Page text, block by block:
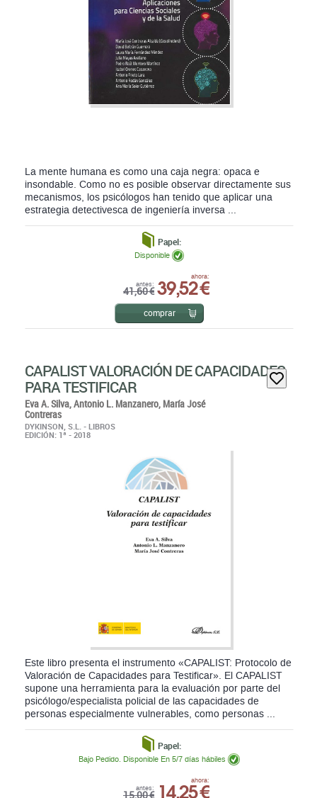
La mente humana es como una caja negra: opaca e
insondable. Como no es posible observar directamente sus
mecanismos, los psicólogos han tenido que aplicar una
estrategia detectivesca de ingeniería inversa ...
Papel:
antes:
41,60 €
ahora:
39,52 €
Disponible
comprar
CAPALIST VALORACIÓN DE CAPACIDADES
PARA TESTIFICAR
Eva A. Silva,Antonio L. Manzanero, María José
Contreras
DYKINSON, S.L. - LIBROS
EDICIÓN: 1ª - 2018
Este libro presenta el instrumento «CAPALIST: Protocolo de
Valoración de Capacidades para Testificar». El CAPALIST
supone una herramienta para la evaluación por parte del
psicólogo/especialista policial de las capacidades de
personas especialmente vulnerables, como personas ...
Papel:
antes:
15,00 €
ahora:
14,25 €
Bajo Pedido. Disponible En 5/7 días hábiles